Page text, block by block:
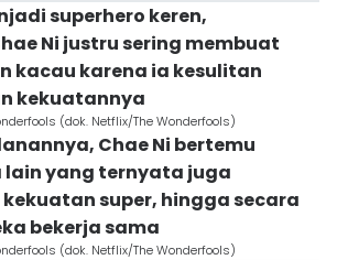
superhero keren,
Ni justru sering membuat
kacau karena ia kesulitan
kekuatannya
(dok. Netflix/The Wonderfools)
Chae Ni bertemu
lain yang ternyata juga
super, hingga secara
bekerja sama
(dok. Netflix/The Wonderfools)